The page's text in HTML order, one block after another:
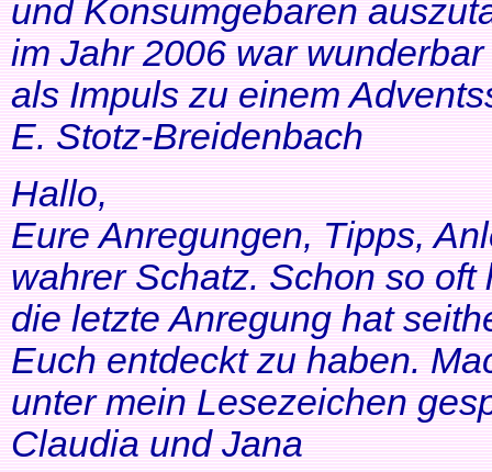
und Konsumgebaren
im Jahr 2006 war
als Impuls zu einem
E. Stotz-Breidenbach
Hallo,
Eure Anregungen, Tipps,
wahrer Schatz. Schon so
die letzte Anregung hat
Euch entdeckt zu haben.
unter mein Lesezeichen
Claudia und Jana